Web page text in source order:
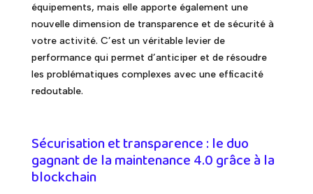
équipements, mais elle apporte également une
nouvelle dimension de transparence et de sécurité à
votre activité. C’est un véritable levier de
performance qui permet d’anticiper et de résoudre
les problématiques complexes avec une efficacité
redoutable.
Sécurisation et transparence : le duo
gagnant de la maintenance 4.0 grâce à la
blockchain